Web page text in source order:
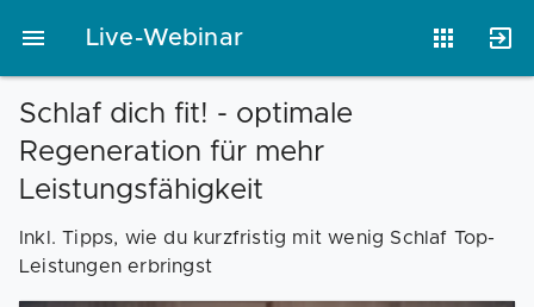
Live-Webinar
Vorlagen
Schlaf dich fit! - optimale
Regeneration für mehr
Leistungsfähigkeit
Inkl. Tipps, wie du kurzfristig mit wenig Schlaf Top-
Leistungen erbringst